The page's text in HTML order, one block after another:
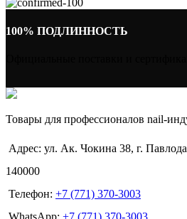
100% ПОДЛИННОСТЬ
Товары для профессионалов nail-
Адрес: ул. Ак. Чокина 38, г.
140000
Телефон: +7 (771) 370-3003
WhatsApp: +7 (771) 370-3003